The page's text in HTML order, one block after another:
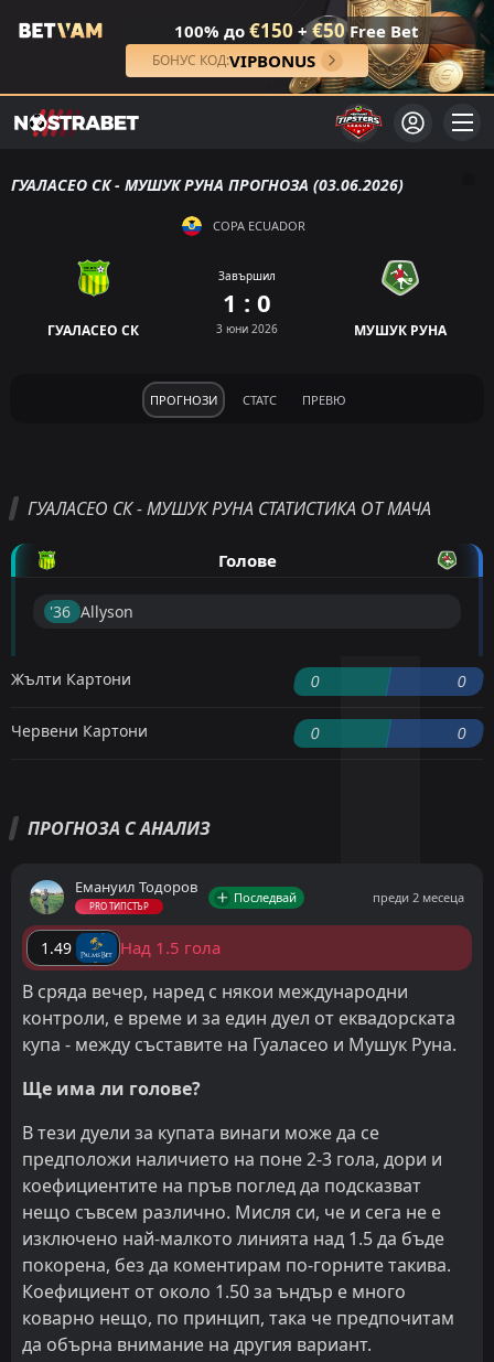
100% до €150 + €50Free Bet
БОНУС КОД:VIPBONUS
ГУАЛАСЕО СК - МУШУК РУНА ПРОГНОЗА (03.06.2026)
COPA ECUADOR
ГУАЛАСЕО СК
Завършил
1 : 0
3 юни 2026 МУШУК РУНА
ПРОГНОЗИ СТАТС ПРЕВЮ
ГУАЛАСЕО СК - МУШУК РУНА СТАТИСТИКА ОТ МАЧА
Голове
'36 ︎ Allyson
Жълти Картони 0 0
Червени Картони 0 0
ПРОГНОЗА С АНАЛИЗ
Емануил Тодоров
PRO ТИПСТЪР
Последвай преди 2 месеца
1.49 Над 1.5 гола
В сряда вечер, наред с някои международни
контроли, е време и за един дуел от еквадорската
купа - между съставите на Гуаласео и Мушук Руна.
Ще има ли голове?
В тези дуели за купата винаги може да се
предположи наличието на поне 2-3 гола, дори и
коефициентите на пръв поглед да подсказват
нещо съвсем различно. Мисля си, че и сега не е
изключено най-малкото линията над 1.5 да бъде
покорена, без да коментирам по-горните такива.
Коефициент от около 1.50 за ъндър е много
коварно нещо, по принцип, така че предпочитам
да обърна внимание на другия вариант.